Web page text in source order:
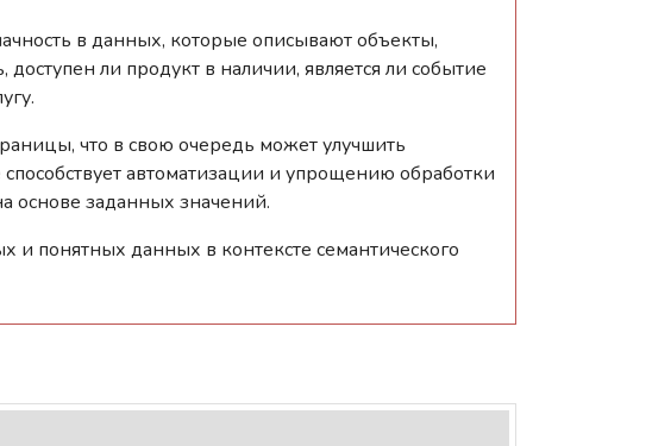
в данных, которые описывают объекты,
ли продукт в наличии, является ли событие
что в свою очередь может улучшить
автоматизации и упрощению обработки
основе заданных значений.
и понятных данных в контексте семантического